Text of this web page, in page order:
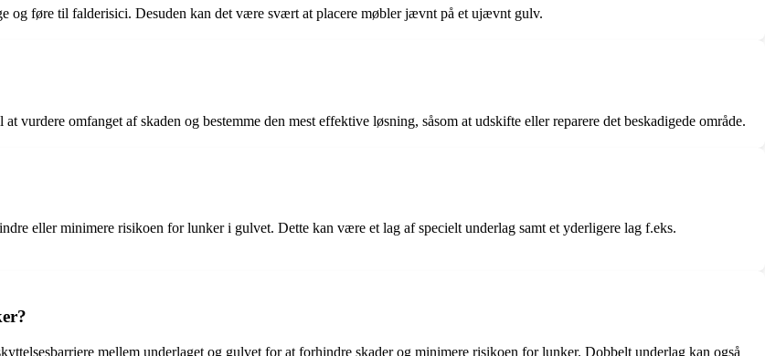
og føre til falderisici. Desuden kan det være svært at placere møbler jævnt på et ujævnt gulv.
vurdere omfanget af skaden og bestemme den mest effektive løsning, såsom at udskifte eller reparere det beskadigede område.
eller minimere risikoen for lunker i gulvet. Dette kan være et lag af specielt underlag samt et yderligere lag f.eks.
mellem underlaget og gulvet for at forhindre skader og minimere risikoen for lunker. Dobbelt underlag kan også